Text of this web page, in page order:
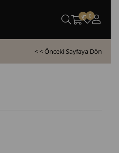
0 0
< < Önceki Sayfaya Dön